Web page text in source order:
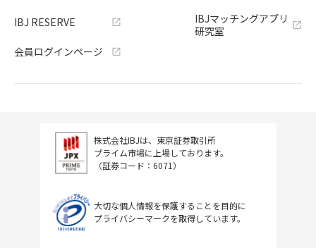
IBJ RESERVE
会員ログインページ
IBJマッチングアプリ
研究室
株式会社IBJは、東京証券取引所
プライム市場に上場しております。
（証券コード：6071）
大切な個人情報を保護することを目的に
プライバシーマークを取得しています。